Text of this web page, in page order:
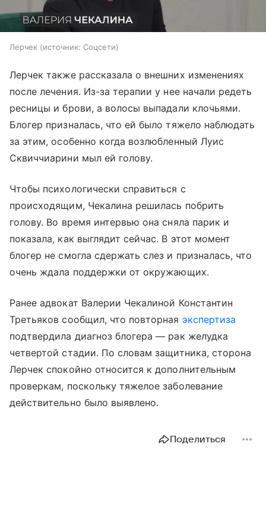
Лерчек источник: Соцсети
Лерчек также рассказала о внешних изменениях
после лечения. Из-за терапии у нее начали редеть
ресницы и брови, а волосы выпадали клочьями.
Блогер призналась, что ей было тяжело наблюдать
за этим, особенно когда возлюбленный Луис
Сквиччиарини мыл ей голову.
Чтобы психологически справиться с
происходящим, Чекалина решилась побрить
голову. Во время интервью она сняла парик и
показала, как выглядит сейчас. В этот момент
блогер не смогла сдержать слез и призналась, что
очень ждала поддержки от окружающих.
Ранее адвокат Валерии Чекалиной Константин
Третьяков сообщил, что повторная экспертиза
подтвердила диагноз блогера — рак желудка
четвертой стадии. По словам защитника, сторона
Лерчек спокойно относится к дополнительным
проверкам, поскольку тяжелое заболевание
действительно было выявлено.
Поделиться